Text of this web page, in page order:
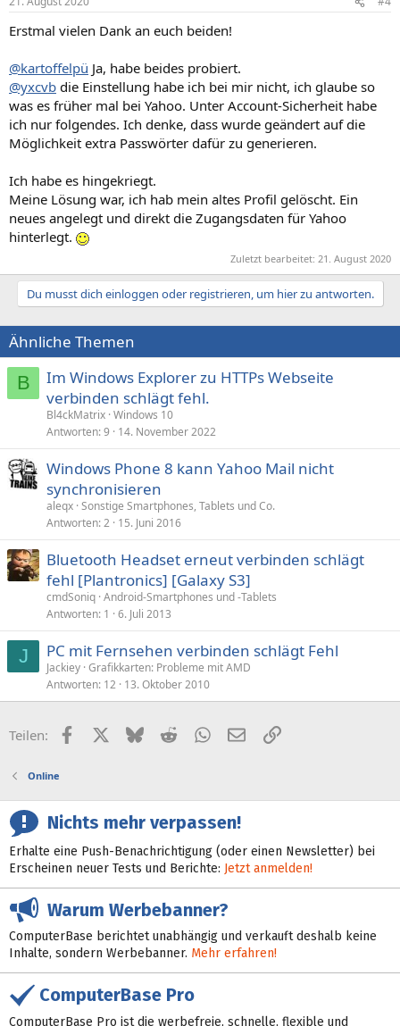
Erstmal vielen Dank an euch beiden!
@kartoffelpü Ja, habe beides probiert.
@yxcvb die Einstellung habe ich bei mir nicht, ich glaube so
was es früher mal bei Yahoo. Unter Account-Sicherheit habe
ich nur folgendes. Ich denke, dass wurde geändert auf die
Möglichkeit extra Passwörter dafür zu generieren.
Ich habe es hingekriegt.
Meine Lösung war, ich hab mein altes Profil gelöscht. Ein
neues angelegt und direkt die Zugangsdaten für Yahoo
hinterlegt.
Zuletzt bearbeitet: 21. August 2020
Du musst dich einloggen oder registrieren, um hier zu antworten.
Ähnliche Themen
B
Im Windows Explorer zu HTTPs Webseite
verbinden schlägt fehl.
Bl4ckMatrix Windows 10
Antworten 9 14. November 2022
Windows Phone 8 kann Yahoo Mail nicht
synchronisieren
aleqx Sonstige Smartphones, Tablets und Co.
Antworten 2 15. Juni 2016
Bluetooth Headset erneut verbinden schlägt
fehl [Plantronics] [Galaxy S3]
cmdSoniq Android-Smartphones und -Tablets
Antworten 1 6. Juli 2013
J PC mit Fernsehen verbinden schlägt Fehl
Jackiey Grafikkarten: Probleme mit AMD
Antworten 12 13. Oktober 2010
Teilen: FacebookX (Twitter)
BlueskyRedditWhatsApp
E-MailLink
Online
Nichts mehr verpassen!
Erhalte eine Push-Benachrichtigung (oder einen Newsletter) bei
Erscheinen neuer Tests und Berichte: Jetzt anmelden!
Warum Werbebanner?
ComputerBase berichtet unabhängig und verkauft deshalb keine
Inhalte, sondern Werbebanner. Mehr erfahren!
ComputerBase Pro
ComputerBase Pro ist die werbefreie, schnelle, flexible und